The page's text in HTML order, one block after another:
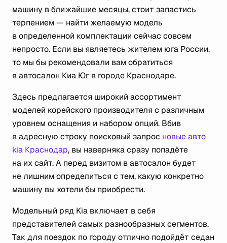
машину в ближайшие месяцы, стоит запастись
терпением — найти желаемую модель
в определенной комплектации сейчас совсем
непросто. Если вы являетесь жителем юга России,
то мы бы рекомендовали вам обратиться
в автосалон Киа Юг в городе Краснодаре.
Здесь предлагается широкий ассортимент
моделей корейского производителя с различным
уровнем оснащения и набором опций. Вбив
в адресную строку поисковый запрос новые авто
kia Краснодар, вы наверняка сразу попадёте
на их сайт. А перед визитом в автосалон будет
не лишним определиться с тем, какую конкретно
машину вы хотели бы приобрести.
Модельный ряд Kia включает в себя
представителей самых разнообразных сегментов.
Так для поездок по городу отлично подойдёт седан